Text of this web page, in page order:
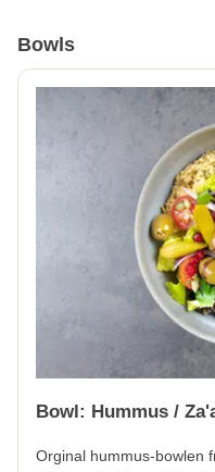
Bowls
Bowl: Hummus /
Orginal hummus-bowlen